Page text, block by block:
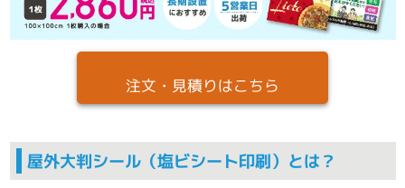
注文・見積りはこちら
屋外大判シール（塩ビシート印刷）とは？